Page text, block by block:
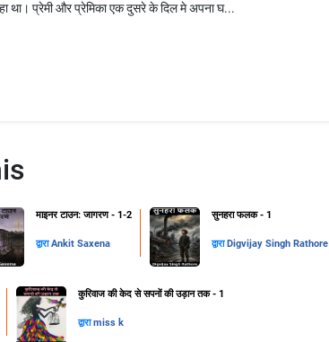
था। प्रेमी और प्रेमिका एक दुसरे के दिल मे अपना घ...
माइनर टाउन: जागरण - 1-2
द्वाराAnkit Saxena
सुनहरा फलक - 1
द्वारा Digvijay Singh Rathore
कुरिवाज की केद से सपनों की उड़ान तक - 1
द्वाराmiss k